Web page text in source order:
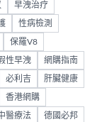
早洩治疗
性病檢測
保羅V8
性早洩 網購指南
必利吉 肝臟健康
香港網購
醫療法 德國必邦